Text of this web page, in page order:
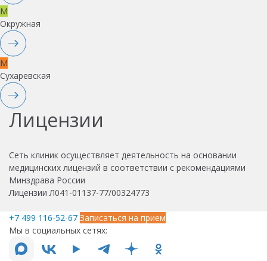
M
Окружная
M
Сухаревская
Лицензии
Сеть клиник осуществляет деятельность на основании
медицинских лицензий в соответствии с рекомендациями
Минздрава России
Лицензии Л041-01137-77/00324773
+7 499 116-52-67 Записаться на прием
Мы в социальных сетях: